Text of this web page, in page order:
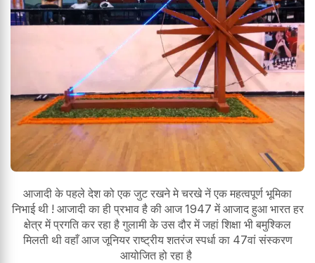
आजादी के पहले देश को एक जुट रखने मे चरखे नें एक महत्वपूर्ण भूमिका
निभाई थी ! आजादी का ही प्रभाव है की आज 1947 में आजाद हुआ भारत हर
क्षेत्र में प्रगति कर रहा है गुलामी के उस दौर में जहां शिक्षा भी बमुश्किल
मिलती थी वहाँ आज जूनियर राष्ट्रीय शतरंज स्पर्धा का 47वां संस्करण
आयोजित हो रहा है